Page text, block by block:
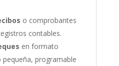
o comprobantes
contables.
en formato
pequeña, programable